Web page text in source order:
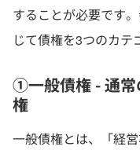
することが必要です
じて債権を3つのカテ
①一般債権 - 通常
権
一般債権とは、「経